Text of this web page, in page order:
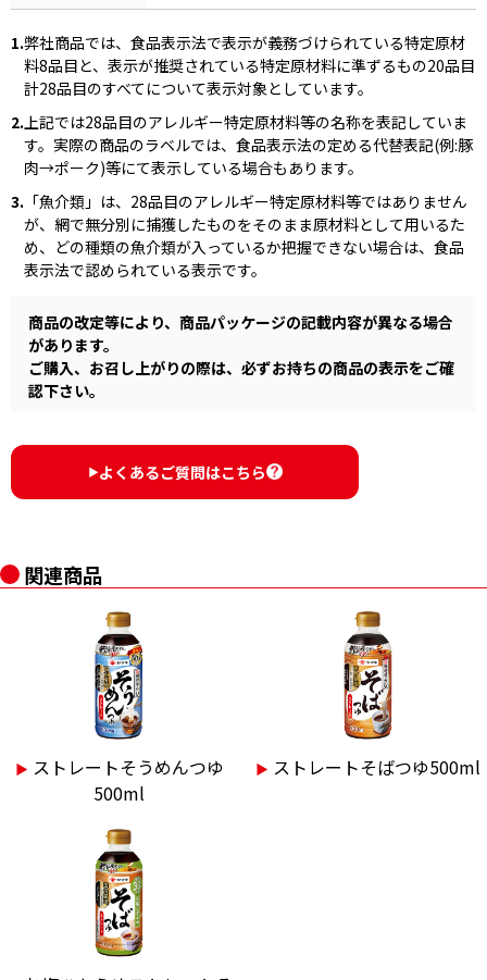
1.弊社商品では、食品表示法で表示が義務づけられている特定原材
料8品目と、表示が推奨されている特定原材料に準ずるもの20品目
計28品目のすべてについて表示対象としています。
2. 上記では28品目のアレルギー特定原材料等の名称を表記していま
す。実際の商品のラベルでは、食品表示法の定める代替表記(例:豚
肉→ポーク)等にて表示している場合もあります。
3. 「魚介類」は、28品目のアレルギー特定原材料等ではありません
が、網で無分別に捕獲したものをそのまま原材料として用いるた
め、どの種類の魚介類が入っているか把握できない場合は、食品
表示法で認められている表示です。
商品の改定等により、商品パッケージの記載内容が異なる場合
があります。
ご購入、お召し上がりの際は、必ずお持ちの商品の表示をご確
認下さい。
▶︎よくあるご質問はこちら
関連商品
▶︎ ストレートそうめんつゆ
500ml
▶︎ ストレートそばつゆ500ml